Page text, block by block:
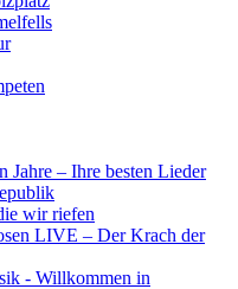
Jahre – Ihre besten Lieder
wir riefen
LIVE – Der Krach der
- Willkommen in